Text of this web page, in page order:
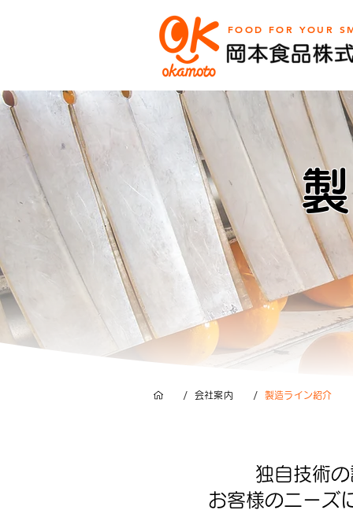
FOOD FOR YOUR
/ 会社案内 / 製造ライン紹介
独自技術
お客様のニーズ